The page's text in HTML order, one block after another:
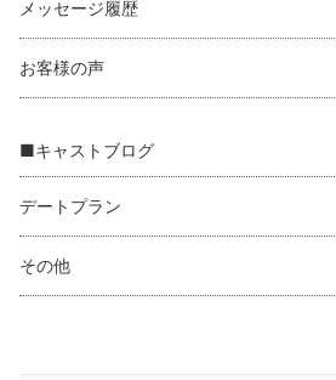
メッセージ履歴
お客様の声
■キャストブログ
デートプラン
その他